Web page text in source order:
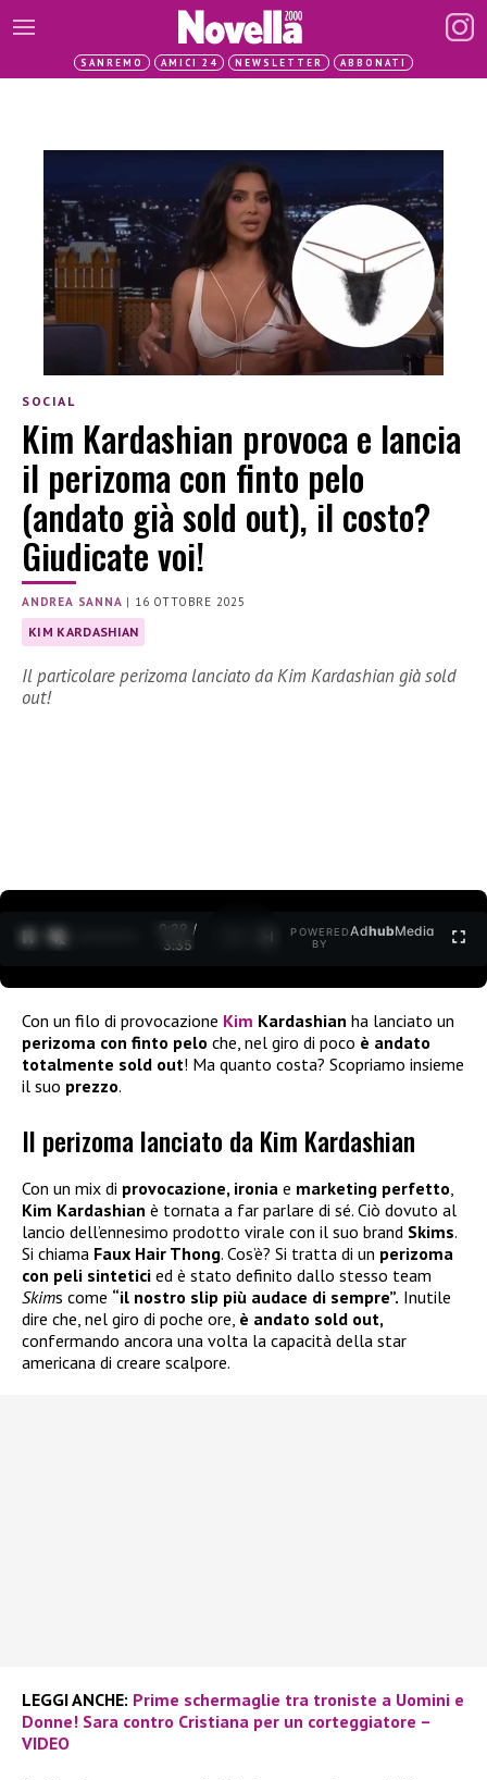
SANREMO AMICI 24 NEWSLETTER ABBONATI
SOCIAL
Kim Kardashian provoca e lancia
il perizoma con finto pelo
(andato già sold out), il costo?
Giudicate voi!
ANDREA SANNA | 16 OTTOBRE 2025
KIM KARDASHIAN
Il particolare perizoma lanciato da Kim Kardashian già sold
out!
0:30 /
3:35
POWERED
BY
AdhubMedia
Con un filo di provocazione Kim Kardashian ha lanciato un
perizoma con finto pelo che, nel giro di poco è andato
totalmente sold out! Ma quanto costa? Scopriamo insieme
il suo prezzo.
Il perizoma lanciato da Kim Kardashian
Con un mix di provocazione, ironia e marketing perfetto,
Kim Kardashian è tornata a far parlare di sé. Ciò dovuto al
lancio dell’ennesimo prodotto virale con il suo brand Skims.
Si chiama Faux Hair Thong. Cos’è? Si tratta di un perizoma
con peli sintetici ed è stato definito dallo stesso team
Skims come “il nostro slip più audace di sempre”. Inutile
dire che, nel giro di poche ore, è andato sold out,
confermando ancora una volta la capacità della star
americana di creare scalpore.
LEGGI ANCHE: Prime schermaglie tra troniste a Uomini e
Donne! Sara contro Cristiana per un corteggiatore –
VIDEO